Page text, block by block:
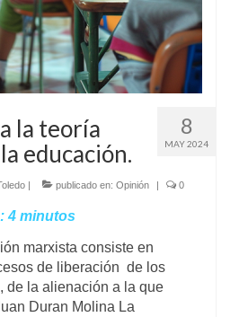
8
MAY 2024
la teoría
educación.
| publicado en: Opinión | 0
4 minutos
marxista consiste en
de liberación de los
de la alienación a la que
Duran Molina La